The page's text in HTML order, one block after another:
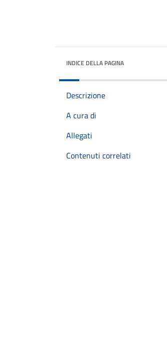
INDICE DELLA PAGINA
Descrizione
A cura di
Allegati
Contenuti correlati